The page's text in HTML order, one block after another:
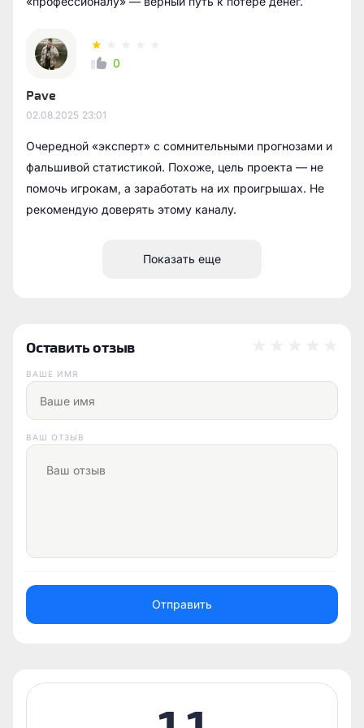
0
Pave
02.08.2025 23:01
Очередной «эксперт» с сомнительными прогнозами и
фальшивой статистикой. Похоже, цель проекта — не
помочь игрокам, а заработать на их проигрышах. Не
рекомендую доверять этому каналу.
Показать еще
Оставить отзыв
ВАШЕ ИМЯ
ВАШ ОТЗЫВ
Отправить